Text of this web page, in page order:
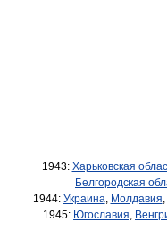
1943: Харьковская
Белгородская
1944: Украина, Молдавия,
1945: Югославия,